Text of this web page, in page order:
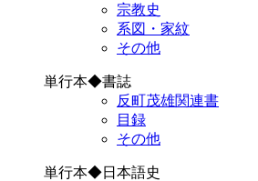
宗教史
系図・家紋
その他
単行本◆書誌
反町茂雄関連書
目録
その他
単行本◆日本語史